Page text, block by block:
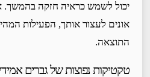
יכול לשמש כראיה חזקה בהמשך.
אונים לעצור אותך, הפעילות
התוצאה.
טקטיקות נפוצות של גברים